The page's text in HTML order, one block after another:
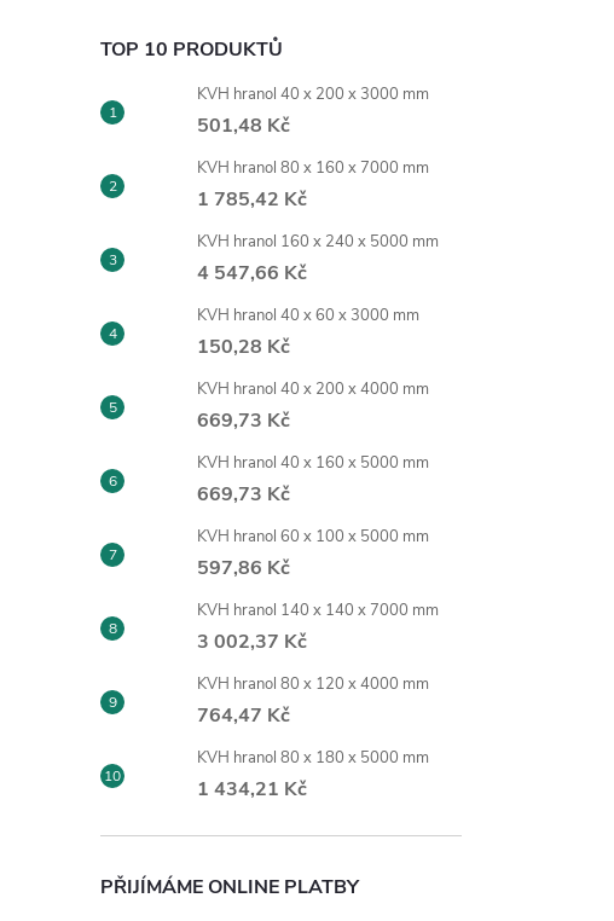
TOP 10 PRODUKTŮ
KVH hranol 40 x 200 x 3000 mm
501,48 Kč
KVH hranol 80 x 160 x 7000 mm
1 785,42 Kč
KVH hranol 160 x 240 x 5000 mm
4 547,66 Kč
KVH hranol 40 x 60 x 3000 mm
150,28 Kč
KVH hranol 40 x 200 x 4000 mm
669,73 Kč
KVH hranol 40 x 160 x 5000 mm
669,73 Kč
KVH hranol 60 x 100 x 5000 mm
597,86 Kč
KVH hranol 140 x 140 x 7000 mm
3 002,37 Kč
KVH hranol 80 x 120 x 4000 mm
764,47 Kč
KVH hranol 80 x 180 x 5000 mm
1 434,21 Kč
PŘIJÍMÁME ONLINE PLATBY